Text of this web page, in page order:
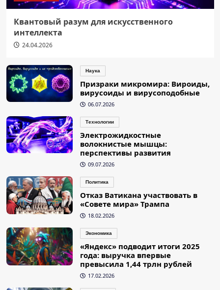
Квантовый разум для искусственного
интеллекта
24.04.2026
Наука
Призраки микромира: Вироиды,
вирусоиды и вирусоподобные
06.07.2026
Технологии
Электрожидкостные
волокнистые мышцы:
перспективы развития
09.07.2026
Политика
Отказ Ватикана участвовать в
«Совете мира» Трампа
18.02.2026
Экономика
«Яндекс» подводит итоги 2025
года: выручка впервые
превысила 1,44 трлн рублей
17.02.2026